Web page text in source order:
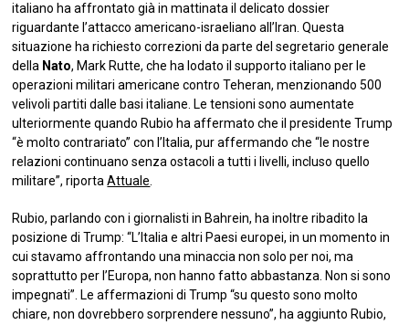
italiano ha affrontato già in mattinata il delicato dossier
riguardante l’attacco americano-israeliano all’Iran. Questa
situazione ha richiesto correzioni da parte del segretario generale
della Nato, Mark Rutte, che ha lodato il supporto italiano per le
operazioni militari americane contro Teheran, menzionando 500
velivoli partiti dalle basi italiane. Le tensioni sono aumentate
ulteriormente quando Rubio ha affermato che il presidente Trump
“è molto contrariato” con l’Italia, pur affermando che “le nostre
relazioni continuano senza ostacoli a tutti i livelli, incluso quello
militare”, riportaAttuale.
Rubio, parlando con i giornalisti in Bahrein, ha inoltre ribadito la
posizione di Trump: “L’Italia e altri Paesi europei, in un momento in
cui stavamo affrontando una minaccia non solo per noi, ma
soprattutto per l’Europa, non hanno fatto abbastanza. Non si sono
impegnati”. Le affermazioni di Trump “su questo sono molto
chiare, non dovrebbero sorprendere nessuno”, ha aggiunto Rubio,